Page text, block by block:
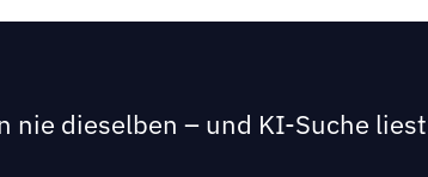
nie dieselben – und KI-Suche